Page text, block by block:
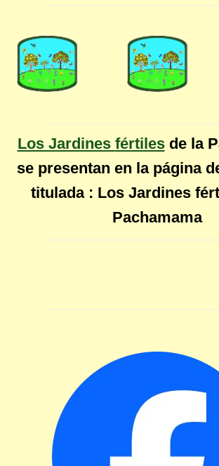
Los Jardines fértilesde la
se presentan en la página
titulada : Los Jardines
Pachamama